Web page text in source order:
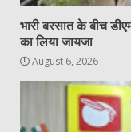
भारी बरसात के बीच
का लिया जायजा
August 6, 2026